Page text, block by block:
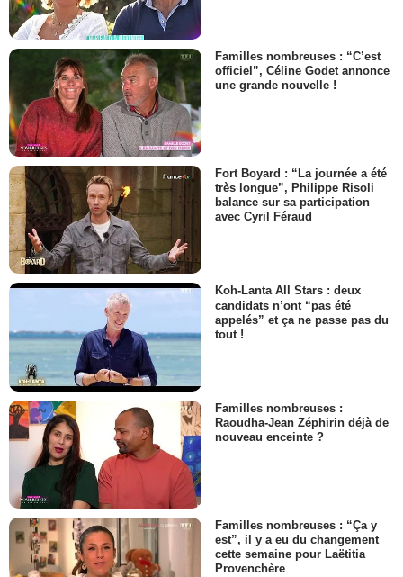
Familles nombreuses : “C’est
officiel”, Céline Godet annonce
une grande nouvelle !
Fort Boyard : “La journée a été
très longue”, Philippe Risoli
balance sur sa participation
avec Cyril Féraud
Koh-Lanta All Stars : deux
candidats n’ont “pas été
appelés” et ça ne passe pas du
tout !
Familles nombreuses :
Raoudha-Jean Zéphirin déjà de
nouveau enceinte ?
Familles nombreuses : “Ça y
est”, il y a eu du changement
cette semaine pour Laëtitia
Provenchère